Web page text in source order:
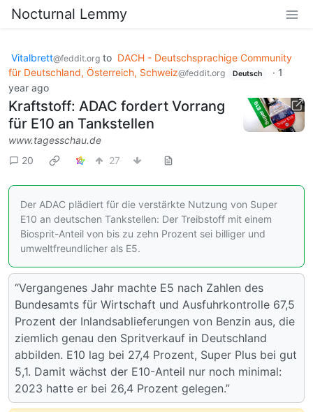
Nocturnal Lemmy
Vitalbrett@feddit.org to DACH - Deutschsprachige Community
für Deutschland, Österreich, Schweiz@feddit.org Deutsch · 1
year ago
Kraftstoff: ADAC fordert Vorrang
für E10 an Tankstellen
www.tagesschau.de
20
27
Der ADAC plädiert für die verstärkte Nutzung von Super
E10 an deutschen Tankstellen: Der Treibstoff mit einem
Biosprit-Anteil von bis zu zehn Prozent sei billiger und
umweltfreundlicher als E5.
“Vergangenes Jahr machte E5 nach Zahlen des
Bundesamts für Wirtschaft und Ausfuhrkontrolle 67,5
Prozent der Inlandsablieferungen von Benzin aus, die
ziemlich genau den Spritverkauf in Deutschland
abbilden. E10 lag bei 27,4 Prozent, Super Plus bei gut
5,1. Damit wächst der E10-Anteil nur noch minimal:
2023 hatte er bei 26,4 Prozent gelegen.”